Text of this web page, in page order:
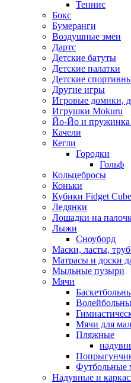
Теннис
Бокс
Бумеранги
Воздушные змеи
Дартс
Детские батуты
Детские палатки
Детские
Другие игры
Игровые домики,
Игрушки Mokuru
Йо-Йо и пружинка
Качели
Кегли
Городки
Гольф
Кольцебросы
Коньки
Кубики Fidget Cube
Ледянки
Лошадки на
Лыжи
Сноуборд
Маски, ласты,
Матрасы и доски
Мыльные пузыри
Мячи
Мячи для
Пляжные
Футбольные
Надувные и